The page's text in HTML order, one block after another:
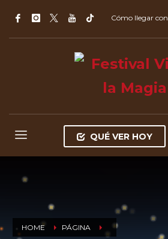
Cómo llegar con
QUÉ VER HOY
HOME PÁGINA